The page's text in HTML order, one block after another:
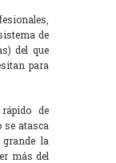
de
del que
para
de
se atasca
la
más del